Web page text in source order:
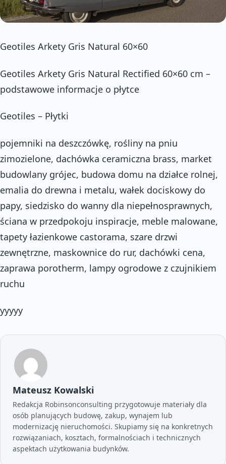
Geotiles Arkety Gris Natural 60×60
Geotiles Arkety Gris Natural Rectified 60×60 cm –
podstawowe informacje o płytce
Geotiles – Płytki
pojemniki na deszczówkę, rośliny na pniu
zimozielone, dachówka ceramiczna brass, market
budowlany grójec, budowa domu na działce rolnej,
emalia do drewna i metalu, wałek dociskowy do
papy, siedzisko do wanny dla niepełnosprawnych,
ściana w przedpokoju inspiracje, meble malowane,
tapety łazienkowe castorama, szare drzwi
zewnętrzne, maskownice do rur, dachówki cena,
zaprawa porotherm, lampy ogrodowe z czujnikiem
ruchu
yyyyy
Mateusz Kowalski
Redakcja Robinsonconsulting przygotowuje materiały dla
osób planujących budowę, zakup, wynajem lub
modernizację nieruchomości. Skupiamy się na konkretnych
rozwiązaniach, kosztach, formalnościach i technicznych
aspektach użytkowania budynków.